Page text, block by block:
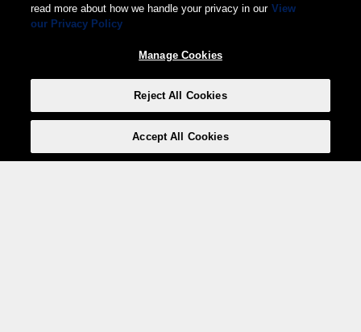
read more about how we handle your privacy in our View
our Privacy Policy
Manage Cookies
Reject All Cookies
Accept All Cookies